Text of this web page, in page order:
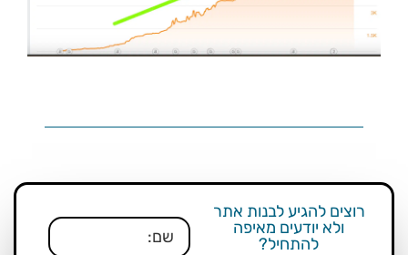
רוצים להגיע לבנות אתר
ולא יודעים מאיפה
להתחיל?